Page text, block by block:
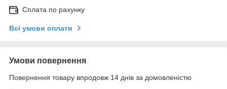
Сплата по рахунку
Всі умови оплати
Умови повернення
Повернення товару впродовж 14 днів за домовленістю